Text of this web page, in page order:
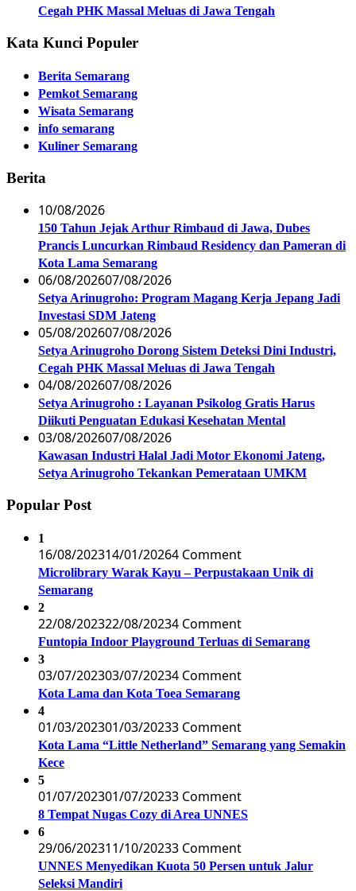
Cegah PHK Massal Meluas di Jawa Tengah
Kata Kunci Populer
Berita Semarang
Pemkot Semarang
Wisata Semarang
info semarang
Kuliner Semarang
Berita
10/08/2026
150 Tahun Jejak Arthur Rimbaud di Jawa, Dubes
Prancis Luncurkan Rimbaud Residency dan Pameran di
Kota Lama Semarang
06/08/202607/08/2026
Setya Arinugroho: Program Magang Kerja Jepang Jadi
Investasi SDM Jateng
05/08/202607/08/2026
Setya Arinugroho Dorong Sistem Deteksi Dini Industri,
Cegah PHK Massal Meluas di Jawa Tengah
04/08/202607/08/2026
Setya Arinugroho : Layanan Psikolog Gratis Harus
Diikuti Penguatan Edukasi Kesehatan Mental
03/08/202607/08/2026
Kawasan Industri Halal Jadi Motor Ekonomi Jateng,
Setya Arinugroho Tekankan Pemerataan UMKM
Popular Post
1
16/08/202314/01/20264 Comment
Microlibrary Warak Kayu – Perpustakaan Unik di
Semarang
2
22/08/202322/08/20234 Comment
Funtopia Indoor Playground Terluas di Semarang
3
03/07/202303/07/20234 Comment
Kota Lama dan Kota Toea Semarang
4
01/03/202301/03/20233 Comment
Kota Lama “Little Netherland” Semarang yang Semakin
Kece
5
01/07/202301/07/20233 Comment
8 Tempat Nugas Cozy di Area UNNES
6
29/06/202311/10/20233 Comment
UNNES Menyedikan Kuota 50 Persen untuk Jalur
Seleksi Mandiri